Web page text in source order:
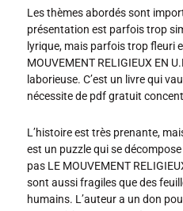
Les thèmes abordés sont
présentation est parfois trop
lyrique, mais parfois trop fleuri
MOUVEMENT RELIGIEUX EN
laborieuse. C’est un livre qui
nécessite de pdf gratuit
L’histoire est très prenante,
est un puzzle qui se
pas LE MOUVEMENT
sont aussi fragiles que des
humains. L’auteur a un don